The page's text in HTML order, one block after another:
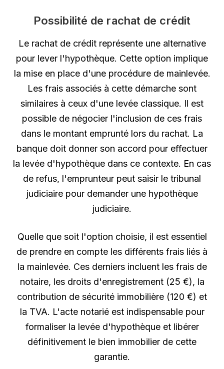
Possibilité de rachat de crédit
Le rachat de crédit représente une alternative
pour lever l'hypothèque. Cette option implique
la mise en place d'une procédure de mainlevée.
Les frais associés à cette démarche sont
similaires à ceux d'une levée classique. Il est
possible de négocier l'inclusion de ces frais
dans le montant emprunté lors du rachat. La
banque doit donner son accord pour effectuer
la levée d'hypothèque dans ce contexte. En cas
de refus, l'emprunteur peut saisir le tribunal
judiciaire pour demander une hypothèque
judiciaire.
Quelle que soit l'option choisie, il est essentiel
de prendre en compte les différents frais liés à
la mainlevée. Ces derniers incluent les frais de
notaire, les droits d'enregistrement (25 €), la
contribution de sécurité immobilière (120 €) et
la TVA. L'acte notarié est indispensable pour
formaliser la levée d'hypothèque et libérer
définitivement le bien immobilier de cette
garantie.